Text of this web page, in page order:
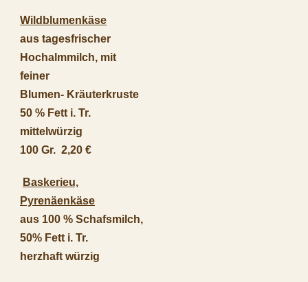
Wildblumenkäse
aus tagesfrischer
Hochalmmilch, mit
feiner
Blumen- Kräuterkruste
50 % Fett i. Tr.
mittelwürzig
100 Gr. 2,20 €
Baskerieu,
Pyrenäenkäse
aus 100 % Schafsmilch,
50% Fett i. Tr.
herzhaft würzig